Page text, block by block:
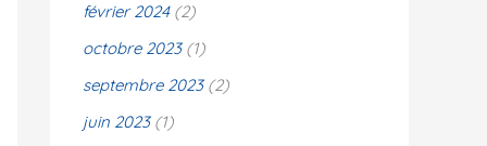
février 2024(2)
octobre 2023(1)
septembre 2023(2)
juin 2023(1)